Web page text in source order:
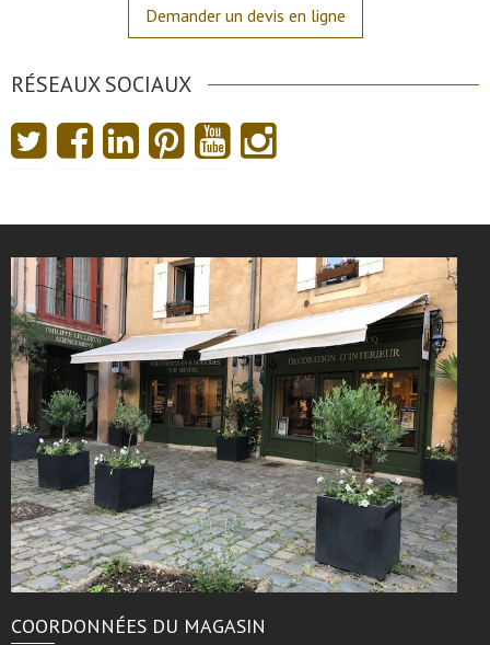
Demander un devis en ligne
RÉSEAUX SOCIAUX
COORDONNÉES DU MAGASIN